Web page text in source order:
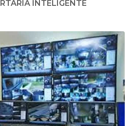
INTELIGENTE